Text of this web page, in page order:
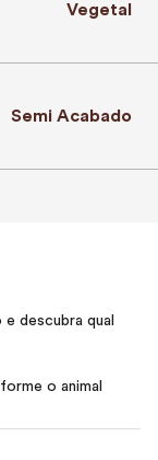
Vegetal
Semi Acabado
descubra qual
o animal